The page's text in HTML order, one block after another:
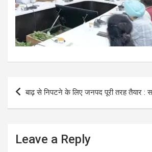
Post
navigation
बाढ़ से निपटने के लिए जनपद पूरी तरह तैयार :
Leave a Reply